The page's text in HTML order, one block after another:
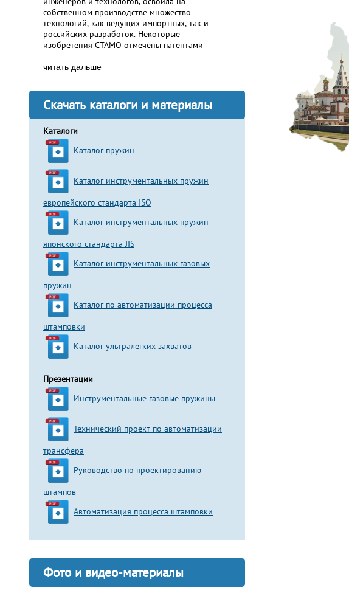
собственном производстве множество
технологий, как ведущих импортных, так и
российских разработок. Некоторые
изобретения СТАМО отмечены патентами
читать дальше
Скачать каталоги и материалы
Каталоги
Каталог пружин
Каталог инструментальных пружин
европейского стандарта ISO
Каталог инструментальных пружин
японского стандарта JIS
Каталог инструментальных газовых
пружин
Каталог по автоматизации процесса
штамповки
Каталог ультралегких захватов
Презентации
Инструментальные газовые пружины
Технический проект по автоматизации
трансфера
Руководство по проектированию
штампов
Автоматизация процесса штамповки
Фото и видео-материалы